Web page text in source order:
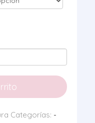
Categorías: -